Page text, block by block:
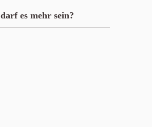
darf es mehr sein?